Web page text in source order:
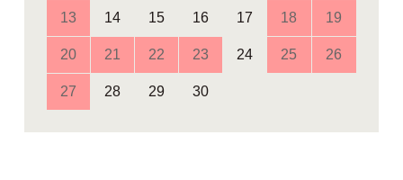
13 14 15 16 17 18 19
20 21 22 23 24 25 26
27 28 29 30